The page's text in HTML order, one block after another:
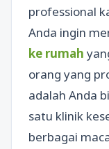
professional
Anda ingin
ke rumah
orang yang
adalah Anda
satu klinik
berbagai